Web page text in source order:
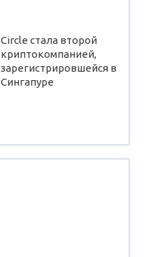
Circle стала второй
криптокомпанией,
зарегистрировшейся в
Сингапуре